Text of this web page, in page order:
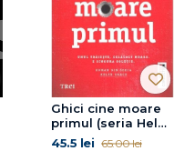
Ghici cine moare
primul (seria Helen
Grace, vol. 1)
45.5 lei 65.00 lei